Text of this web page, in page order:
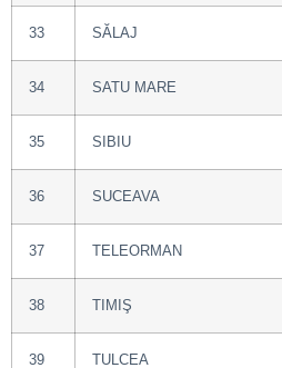
33 SĂLAJ
34 SATU MARE
35 SIBIU
36 SUCEAVA
37 TELEORMAN
38 TIMIŞ
39 TULCEA